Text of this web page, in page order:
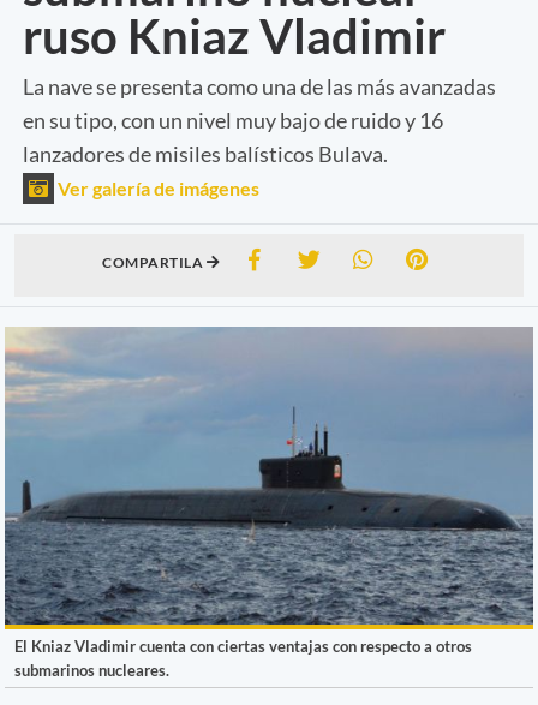
ruso Kniaz Vladimir
La nave se presenta como una de las más avanzadas
en su tipo, con un nivel muy bajo de ruido y 16
lanzadores de misiles balísticos Bulava.
Ver galería de imágenes
COMPARTILA
El Kniaz Vladimir cuenta con ciertas ventajas con respecto a otros
submarinos nucleares.